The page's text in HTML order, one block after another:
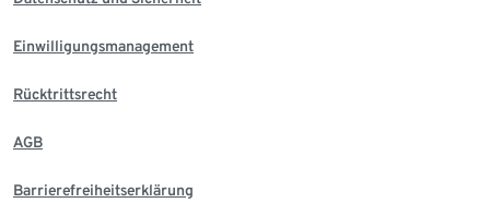
Einwilligungsmanagement
Rücktrittsrecht
AGB
Barrierefreiheitserklärung